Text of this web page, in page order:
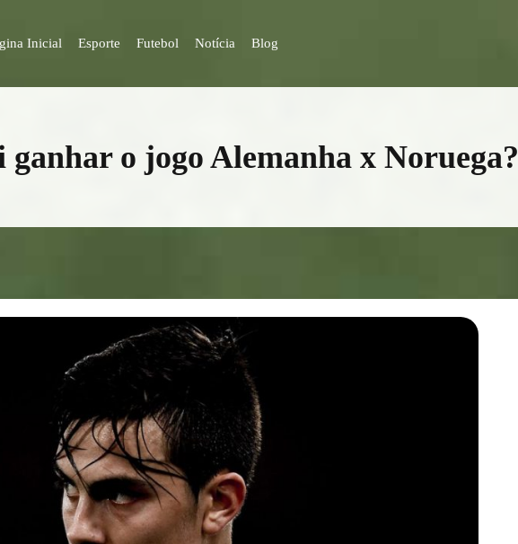
Inicial Esporte Futebol Notícia Blog
ganhar o jogo Alemanha x Noruega?